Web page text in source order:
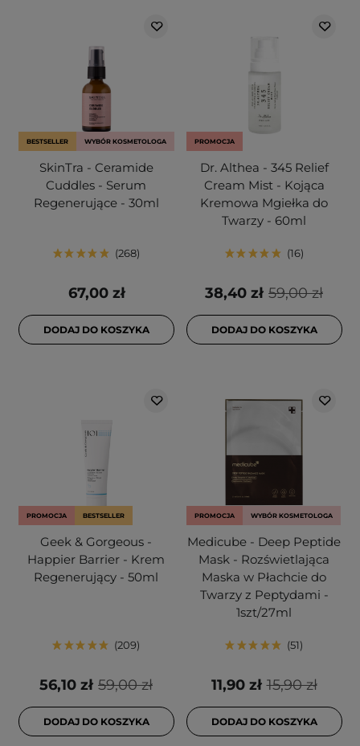
BESTSELLER WYBÓR KOSMETOLOGA
SkinTra - Ceramide
Cuddles - Serum
Regenerujące - 30ml
268
67,00 zł
DODAJ DO KOSZYKA
PROMOCJA
Dr. Althea - 345 Relief
Cream Mist - Kojąca
Kremowa Mgiełka do
Twarzy - 60ml
16
59,00 zł
38,40 zł
DODAJ DO KOSZYKA
PROMOCJA BESTSELLER
Geek & Gorgeous -
Happier Barrier - Krem
Regenerujący - 50ml
209
59,00 zł
56,10 zł
DODAJ DO KOSZYKA
PROMOCJA WYBÓR KOSMETOLOGA
Medicube - Deep Peptide
Mask - Rozświetlająca
Maska w Płachcie do
Twarzy z Peptydami -
1szt/27ml
51
15,90 zł
11,90 zł
DODAJ DO KOSZYKA